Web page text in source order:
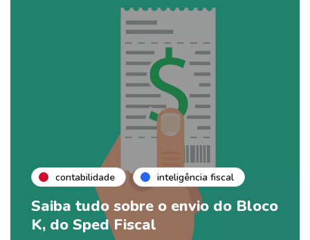
contabilidade inteligência fiscal
Saiba tudo sobre o envio do Bloco
K, do Sped Fiscal